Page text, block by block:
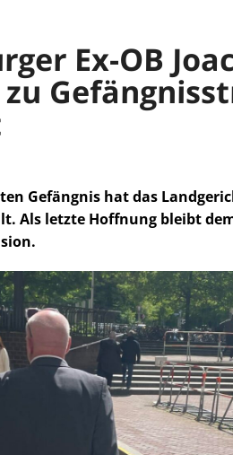
Ex-OB
Gefängnis hat das
Als letzte Hoffnung bleibt